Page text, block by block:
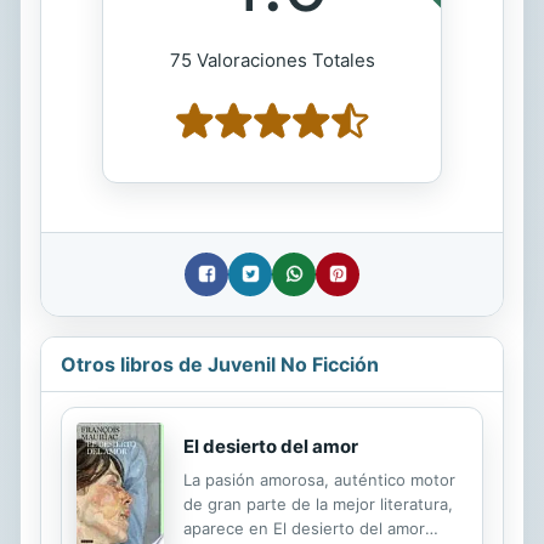
75 Valoraciones Totales
Otros libros de Juvenil No Ficción
El desierto del amor
La pasión amorosa, auténtico motor
de gran parte de la mejor literatura,
aparece en El desierto del amor